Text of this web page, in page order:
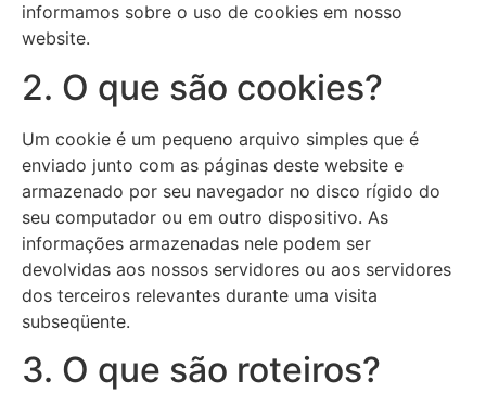
informamos sobre o uso de cookies em nosso
website.
2. O que são cookies?
Um cookie é um pequeno arquivo simples que é
enviado junto com as páginas deste website e
armazenado por seu navegador no disco rígido do
seu computador ou em outro dispositivo. As
informações armazenadas nele podem ser
devolvidas aos nossos servidores ou aos servidores
dos terceiros relevantes durante uma visita
subseqüente.
3. O que são roteiros?